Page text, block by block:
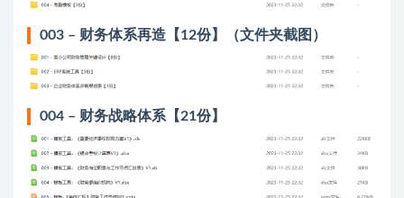
003 – 财务体系再造【12份】（文件夹截图）
004 – 财务战略体系【21份】